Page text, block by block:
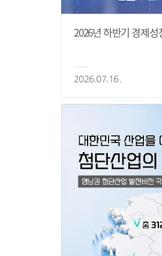
2026년 하반기 경제
2026.07.16.